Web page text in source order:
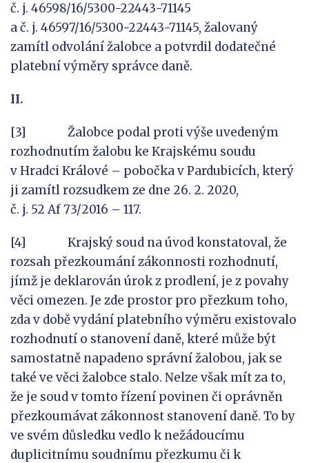
č. j. 46598/16/5300-22443-71145
a č. j. 46597/16/5300-22443-71145, žalovaný
zamítl odvolání žalobce a potvrdil dodatečné
platební výměry správce daně.
II.
[3] Žalobce podal proti výše uvedeným
rozhodnutím žalobu ke Krajskému soudu
v Hradci Králové – pobočka v Pardubicích, který
ji zamítl rozsudkem ze dne 26. 2. 2020,
č. j. 52 Af 73/2016 – 117.
[4] Krajský soud na úvod konstatoval, že
rozsah přezkoumání zákonnosti rozhodnutí,
jímž je deklarován úrok z prodlení, je z povahy
věci omezen. Je zde prostor pro přezkum toho,
zda v době vydání platebního výměru existovalo
rozhodnutí o stanovení daně, které může být
samostatně napadeno správní žalobou, jak se
také ve věci žalobce stalo. Nelze však mít za to,
že je soud v tomto řízení povinen či oprávněn
přezkoumávat zákonnost stanovení daně. To by
ve svém důsledku vedlo k nežádoucímu
duplicitnímu soudnímu přezkumu či k